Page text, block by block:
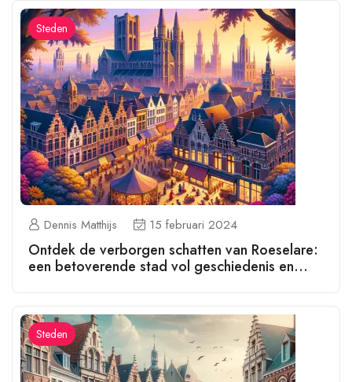
Steden
Dennis Matthijs 15 februari 2024
Ontdek de verborgen schatten van Roeselare:
een betoverende stad vol geschiedenis en
Steden